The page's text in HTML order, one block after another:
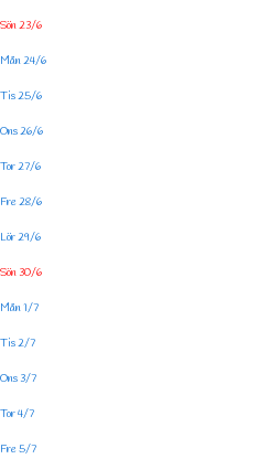
Sön 23/6
Mån 24/6
Tis 25/6
Ons 26/6
Tor 27/6
Fre 28/6
Lör 29/6
Sön 30/6
Mån 1/7
Tis 2/7
Ons 3/7
Tor 4/7
Fre 5/7